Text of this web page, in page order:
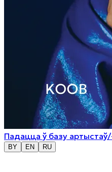
Падацца ў базу
BY EN RU